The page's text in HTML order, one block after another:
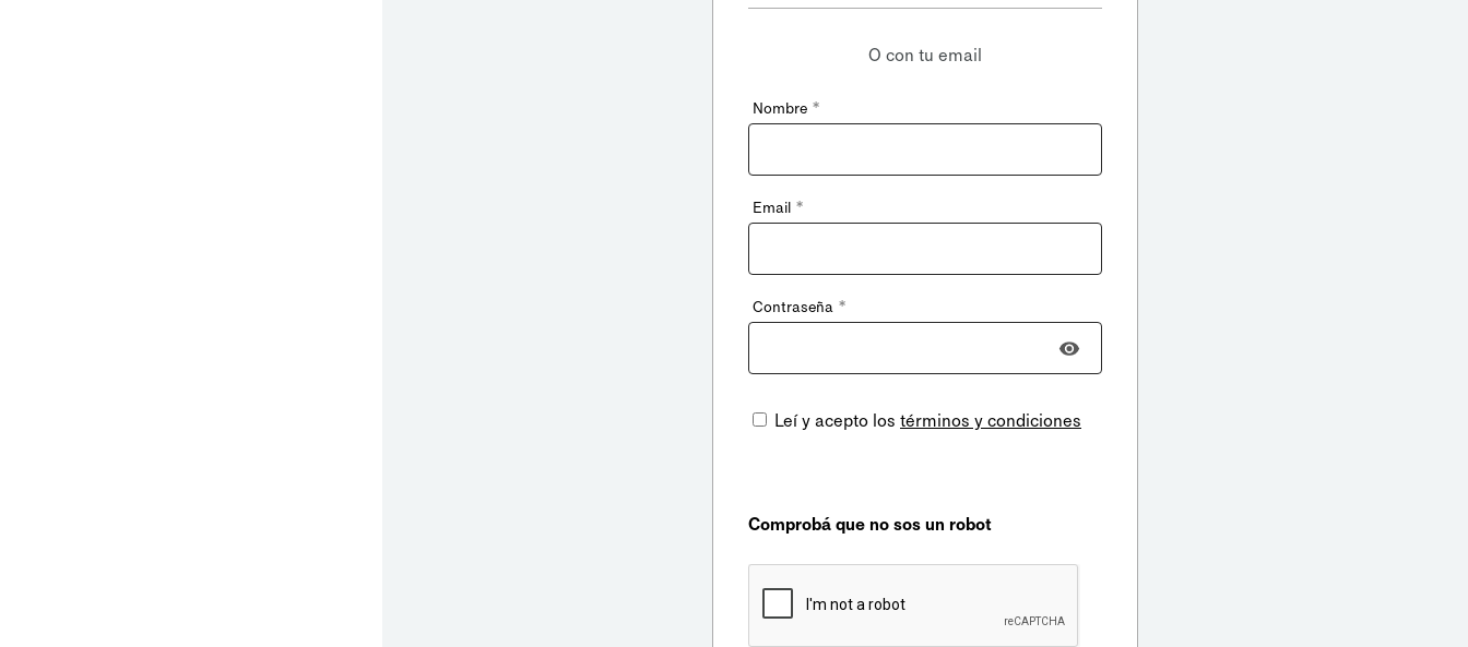
O con tu email
Nombre *
Email *
Contraseña *
Leí y acepto los términos y condiciones
Comprobá que no sos un robot